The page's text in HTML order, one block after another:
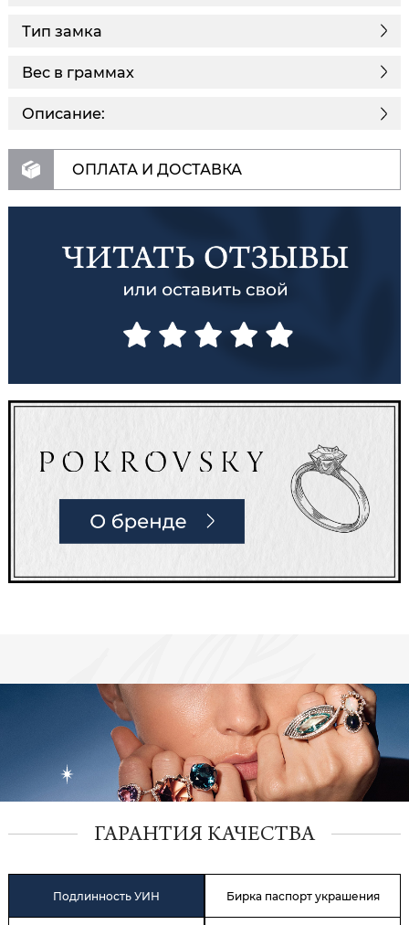
Тип замка
Описание:
Вес в граммах
ОПЛАТА И ДОСТАВКА
ГАРАНТИЯ КАЧЕСТВА
Подлинность УИН Бирка паспорт украшения